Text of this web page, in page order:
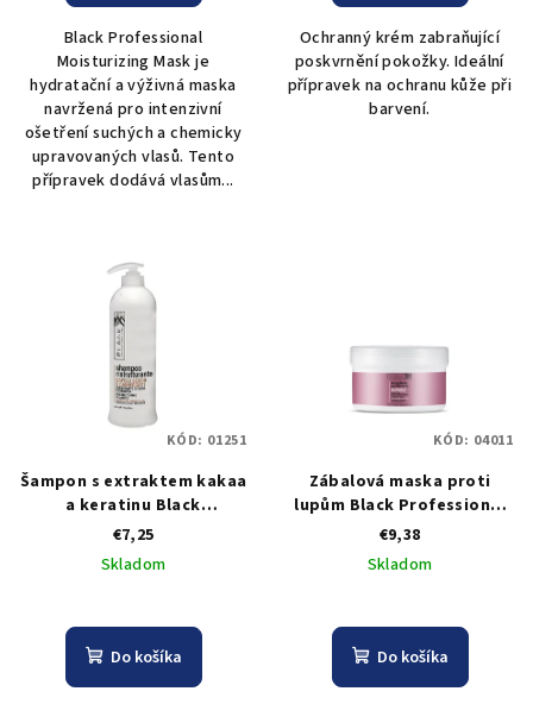
Black Professional
Moisturizing Mask je
hydratační a výživná maska
navržená pro intenzivní
ošetření suchých a chemicky
upravovaných vlasů. Tento
přípravek dodává vlasům...
Ochranný krém zabraňující
poskvrnění pokožky. Ideální
přípravek na ochranu kůže při
barvení.
Šampon s extraktem kakaa
a keratinu Black
Restructing Shampoo 500
ml
€7,25
Skladom
Do košíka
KÓD: 01251
Zábalová maska proti
lupům Black Professional
Anti-Dandruff Mask - 500 ml
€9,38
Skladom
Do košíka
KÓD: 04011